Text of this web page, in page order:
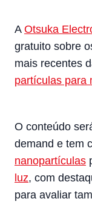
A Otsuka
gratuito sobre
mais recentes
partículas para
O conteúdo
demand e tem
nanopartículas
luz, com
para avaliar